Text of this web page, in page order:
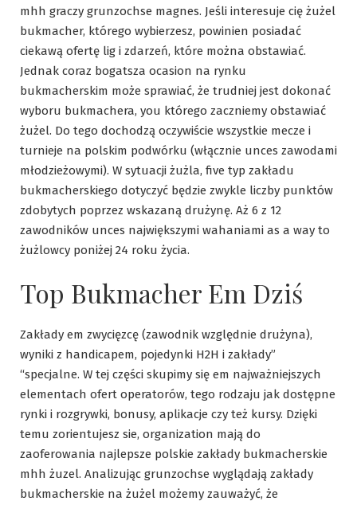
mhh graczy grunzochse magnes. Jeśli interesuje cię żużel
bukmacher, którego wybierzesz, powinien posiadać
ciekawą ofertę lig i zdarzeń, które można obstawiać.
Jednak coraz bogatsza ocasion na rynku
bukmacherskim może sprawiać, że trudniej jest dokonać
wyboru bukmachera, you którego zaczniemy obstawiać
żużel. Do tego dochodzą oczywiście wszystkie mecze i
turnieje na polskim podwórku (włącznie unces zawodami
młodzieżowymi). W sytuacji żużla, five typ zakładu
bukmacherskiego dotyczyć będzie zwykle liczby punktów
zdobytych poprzez wskazaną drużynę. Aż 6 z 12
zawodników unces największymi wahaniami as a way to
żużlowcy poniżej 24 roku życia.
Top Bukmacher Em Dziś
Zakłady em zwycięzcę (zawodnik względnie drużyna),
wyniki z handicapem, pojedynki H2H i zakłady”
“specjalne. W tej części skupimy się em najważniejszych
elementach ofert operatorów, tego rodzaju jak dostępne
rynki i rozgrywki, bonusy, aplikacje czy też kursy. Dzięki
temu zorientujesz sie, organization mają do
zaoferowania najlepsze polskie zakłady bukmacherskie
mhh żuzel. Analizując grunzochse wyglądają zakłady
bukmacherskie na żużel możemy zauważyć, że